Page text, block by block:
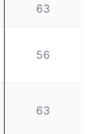
63
56
63